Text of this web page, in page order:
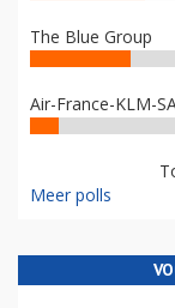
The Blue Group
Air-France-KLM-
Meer polls